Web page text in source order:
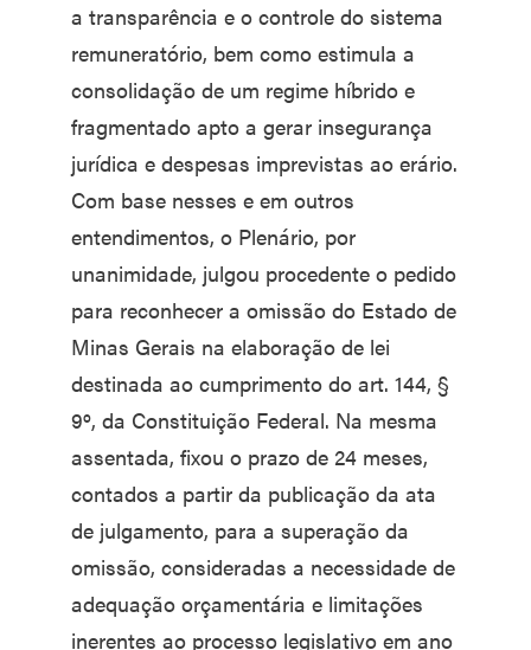
a transparência e o controle do sistema
remuneratório, bem como estimula a
consolidação de um regime híbrido e
fragmentado apto a gerar insegurança
jurídica e despesas imprevistas ao erário.
Com base nesses e em outros
entendimentos, o Plenário, por
unanimidade, julgou procedente o pedido
para reconhecer a omissão do Estado de
Minas Gerais na elaboração de lei
destinada ao cumprimento do art. 144, §
9º, da Constituição Federal. Na mesma
assentada, fixou o prazo de 24 meses,
contados a partir da publicação da ata
de julgamento, para a superação da
omissão, consideradas a necessidade de
adequação orçamentária e limitações
inerentes ao processo legislativo em ano